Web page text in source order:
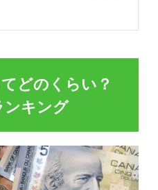
どのくらい？
ンキング